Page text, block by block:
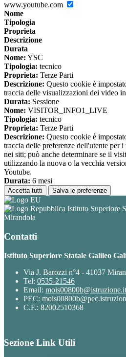
www.youtube.com
Nome
Tipologia
Proprieta
Descrizione
Durata
Nome: YSC
Tipologia: tecnico
Proprieta: Terze Parti
Descrizione: Questo cookie è
traccia delle visualizzazioni dei video
Durata: Sessione
Nome: VISITOR_INFO1_LIVE
Tipologia: tecnico
Proprieta: Terze Parti
Descrizione: Questo cookie è
traccia delle preferenze dell'utente per
nei siti; può anche determinare se il
utilizzando la nuova o la vecchia
Youtube.
Durata: 6 mesi
Accetta tutti Salva le preferenze
Istituto Superiore
Mirandola
Contatti
Istituto Superiore Statale Galileo
Via J. Barozzi n°4 - 41037
Tel: 0535-21546
Email: mois00800b@istruzione.it
PEC:
C.F.: 82002510368
Sezione Link Utili